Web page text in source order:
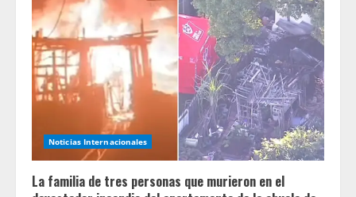
Noticias Internacionales
La familia de tres personas que murieron en el